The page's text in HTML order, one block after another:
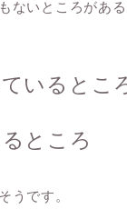
ないところがあ
いるとこ
ところ
うです。